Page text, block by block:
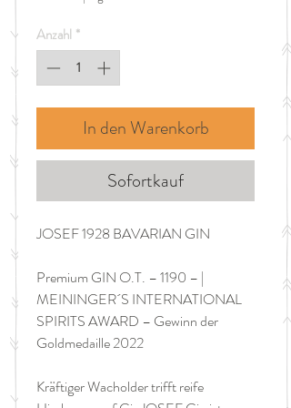
Liter
Anzahl *
In den Warenkorb
Sofortkauf
JOSEF 1928 BAVARIAN GIN
Premium GIN O.T. – 1190 – |
MEININGER´S INTERNATIONAL
SPIRITS AWARD – Gewinn der
Goldmedaille 2022
Kräftiger Wacholder trifft reife